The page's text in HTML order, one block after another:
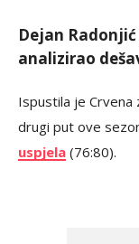
Dejan
analizirao
Ispustila je Crvena
drugi put ove
uspjela (76:80).